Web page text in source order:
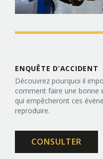
ENQUÊTE D’ACCIDENT
Découvrez pourquoi il
comment faire une bonne
qui empêcheront ces
reproduire.
CONSULTER